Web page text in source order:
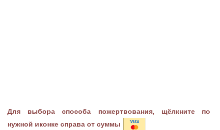
Для выбора способа пожертвования, щёлкните по
нужной иконке справа от суммы